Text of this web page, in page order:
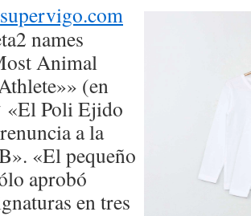
supervigo.com
names
Animal
(en
«El Poli Ejido
a la
«El pequeño
aprobó
en tres